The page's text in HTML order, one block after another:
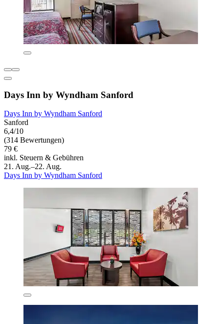
Days Inn by Wyndham Sanford
Days Inn by Wyndham Sanford
Sanford
6,4/10
(314 Bewertungen)
79 €
inkl. Steuern & Gebühren
21. Aug.–22. Aug.
Days Inn by Wyndham Sanford